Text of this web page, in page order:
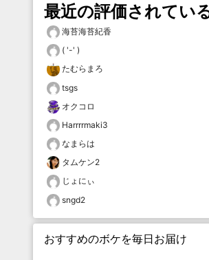
最近の評価されてい
海苔海苔紀香
( '-' )
たむらまろ
tsgs
オクコロ
Harrrrmaki3
なまらは
タムケン2
じょにぃ
sngd2
おすすめのボケを毎日お届け